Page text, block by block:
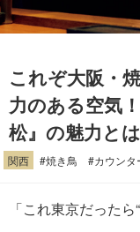
これぞ大阪・
力のある空気
松』の魅力とは
関西 #焼き鳥 #カウンタ
「これ東京だったら